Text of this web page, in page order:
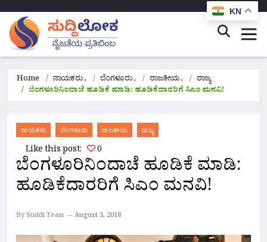
Home ನಾಯಕರು, ಬೆಂಗಳೂರು, ರಾಜಕೀಯ,
ರಾಜ್ಯ
ಬೆಂಗಳೂರಿನಿಂದಾಚೆ ಹೂಡಿಕೆ ಮಾಡಿ: ಹೂಡಿಕೆದಾರರಿಗೆ ಸಿಎಂ ಮನವಿ!
ನಾಯಕರು ಬೆಂಗಳೂರು ರಾಜಕೀಯ ರಾಜ್ಯ
Like this post: 0
ಬೆಂಗಳೂರಿನಿಂದಾಚೆ ಹೂಡಿಕೆ ಮಾಡಿ:
ಹೂಡಿಕೆದಾರರಿಗೆ ಸಿಎಂ ಮನವಿ!
By Suddi Team August 3, 2018
KN